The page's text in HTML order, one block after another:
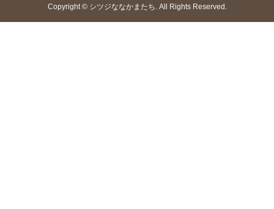
Copyright ©シツジななかまたち. All Rights Reserved.